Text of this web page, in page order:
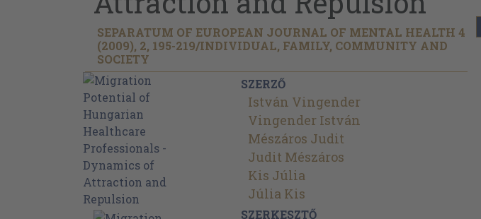
SEPARATUM OF EUROPEAN JOURNAL OF MENTAL HEALTH 4
(2009), 2, 195-219/INDIVIDUAL, FAMILY, COMMUNITY AND
SOCIETY
SZERZŐ
István Vingender
Vingender István
Mészáros Judit
Judit Mészáros
Kis Júlia
Júlia Kis
SZERKESZTŐ